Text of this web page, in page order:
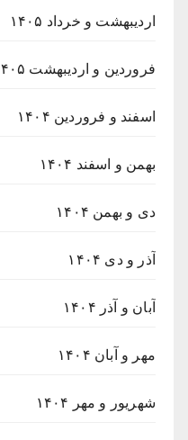
اردیبهشت و خرداد ۱۴۰۵
فروردین و اردیبهشت ۱۴۰۵
اسفند و فروردین ۱۴۰۴
بهمن و اسفند ۱۴۰۴
دی و بهمن ۱۴۰۴
آذر و دی ۱۴۰۴
آبان و آذر ۱۴۰۴
مهر و آبان ۱۴۰۴
شهریور و مهر ۱۴۰۴